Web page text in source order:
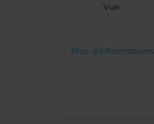
Vue
Plus d’informations